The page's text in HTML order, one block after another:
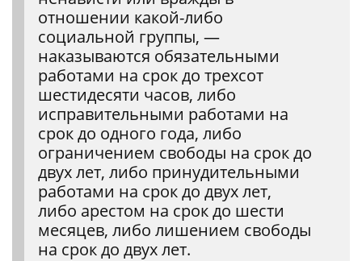
отношении какой-либо
социальной группы, —
наказываются обязательными
работами на срок до трехсот
шестидесяти часов, либо
исправительными работами на
срок до одного года, либо
ограничением свободы на срок до
двух лет, либо принудительными
работами на срок до двух лет,
либо арестом на срок до шести
месяцев, либо лишением свободы
на срок до двух лет.